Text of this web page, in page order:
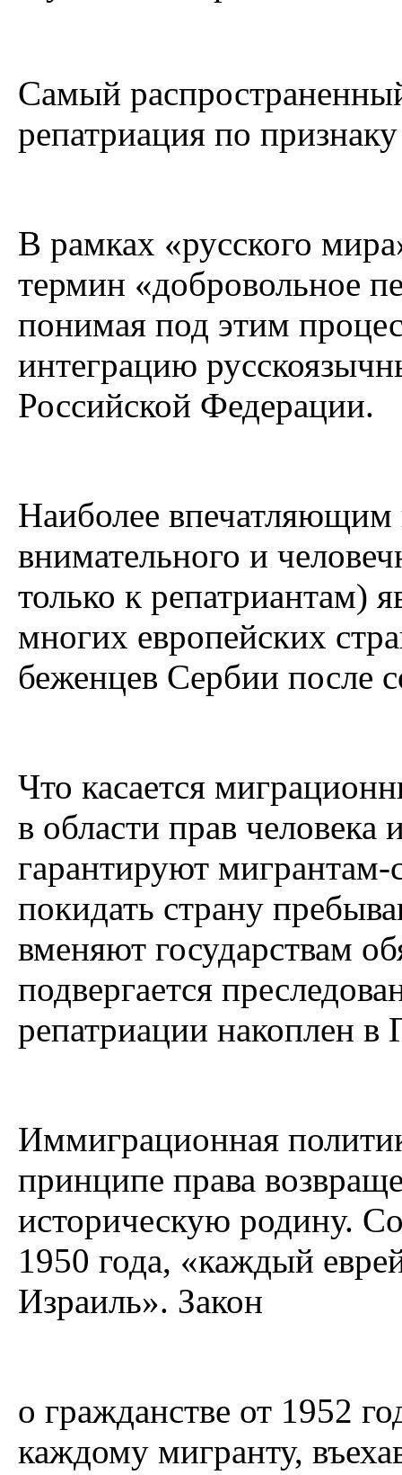
Самый
репатриация по
В рамках «русского
термин «добровольное
понимая под этим
интеграцию
Российской Федерации.
Наиболее
внимательного и
только к репатриантам)
многих европейских
беженцев Сербии после
Что касается
в области прав человека
гарантируют мигрантам-
покидать страну
вменяют государствам
подвергается
репатриации накоплен в
Иммиграционная
принципе права
историческую родину.
1950 года, «каждый
Израиль». Закон
о гражданстве от 1952
каждому мигранту,